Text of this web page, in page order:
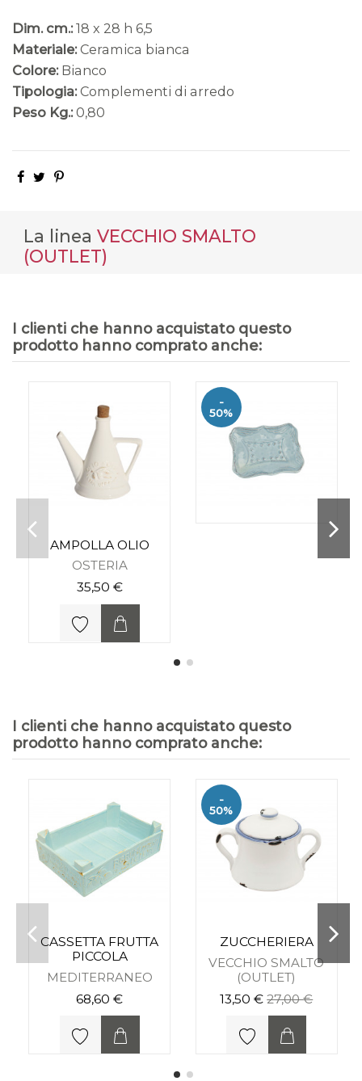
Dim. cm.: 18 x 28 h 6,5
Materiale: Ceramica bianca
Colore: Bianco
Tipologia: Complementi di arredo
Peso Kg.: 0,80
La linea VECCHIO SMALTO
(OUTLET)
I clienti che hanno acquistato questo
prodotto hanno comprato anche:
AMPOLLA OLIO
OSTERIA
35,50 €
-
50%
I clienti che hanno acquistato questo
prodotto hanno comprato anche:
CASSETTA FRUTTA
PICCOLA
MEDITERRANEO
68,60 €
-
50%
ZUCCHERIERA
VECCHIO SMALTO
(OUTLET)
13,50 €27,00 €